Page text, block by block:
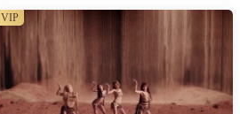
VIP